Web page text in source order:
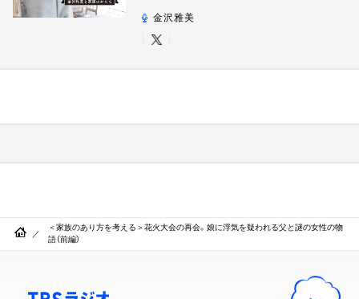
金沢雅美
＜家族のあり方を考える＞花火大会の再会。娘に浮気を疑われる父と謎の女性の物
語（前編）